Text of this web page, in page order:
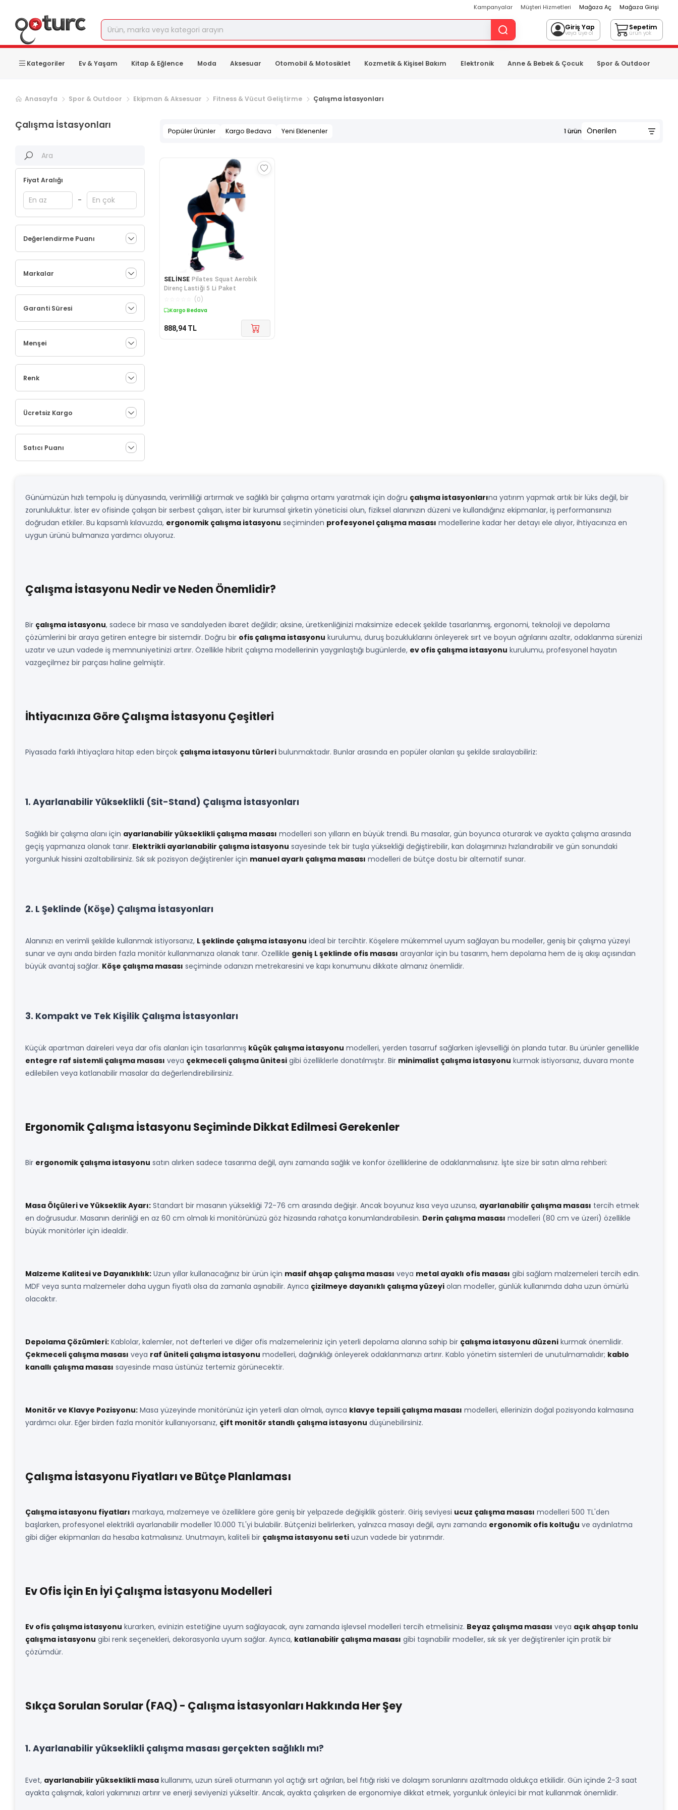
Kampanyalar Müşteri Hizmetleri Mağaza Aç Mağaza Girişi
Giriş Yap
veya üye ol
Sepetim
ürün yok
Kategoriler Ev & Yaşam Kitap & Eğlence Moda Aksesuar Otomobil & Motosiklet Kozmetik & Kişisel Bakım Elektronik Anne & Bebek & Çocuk Spor & Outdoor
Anasayfa Spor & Outdoor Ekipman & Aksesuar Fitness & Vücut Geliştirme Çalışma İstasyonları
Çalışma İstasyonları
Fiyat Aralığı
-
Değerlendirme Puanı
Markalar
Garanti Süresi
Menşei
Renk
Ücretsiz Kargo
Satıcı Puanı
Popüler Ürünler Kargo Bedava Yeni Eklenenler 1ürün
SELİNSE Pilates Squat Aerobik
Direnç Lastiği 5 Li Paket
(0)
Kargo Bedava
888,94 TL
Günümüzün hızlı tempolu iş dünyasında, verimliliği artırmak ve sağlıklı bir çalışma ortamı yaratmak için doğru çalışma istasyonlarına yatırım yapmak artık bir lüks değil, bir
zorunluluktur. İster ev ofisinde çalışan bir serbest çalışan, ister bir kurumsal şirketin yöneticisi olun, fiziksel alanınızın düzeni ve kullandığınız ekipmanlar, iş performansınızı
doğrudan etkiler. Bu kapsamlı kılavuzda, ergonomik çalışma istasyonu seçiminden profesyonel çalışma masası modellerine kadar her detayı ele alıyor, ihtiyacınıza en
uygun ürünü bulmanıza yardımcı oluyoruz.
Çalışma İstasyonu Nedir ve Neden Önemlidir?
Bir çalışma istasyonu, sadece bir masa ve sandalyeden ibaret değildir; aksine, üretkenliğinizi maksimize edecek şekilde tasarlanmış, ergonomi, teknoloji ve depolama
çözümlerini bir araya getiren entegre bir sistemdir. Doğru bir ofis çalışma istasyonu kurulumu, duruş bozukluklarını önleyerek sırt ve boyun ağrılarını azaltır, odaklanma sürenizi
uzatır ve uzun vadede iş memnuniyetinizi artırır. Özellikle hibrit çalışma modellerinin yaygınlaştığı bugünlerde, ev ofis çalışma istasyonu kurulumu, profesyonel hayatın
vazgeçilmez bir parçası haline gelmiştir.
İhtiyacınıza Göre Çalışma İstasyonu Çeşitleri
Piyasada farklı ihtiyaçlara hitap eden birçok çalışma istasyonu türleri bulunmaktadır. Bunlar arasında en popüler olanları şu şekilde sıralayabiliriz:
1. Ayarlanabilir Yükseklikli (Sit-Stand) Çalışma İstasyonları
Sağlıklı bir çalışma alanı için ayarlanabilir yükseklikli çalışma masası modelleri son yılların en büyük trendi. Bu masalar, gün boyunca oturarak ve ayakta çalışma arasında
geçiş yapmanıza olanak tanır. Elektrikli ayarlanabilir çalışma istasyonu sayesinde tek bir tuşla yüksekliği değiştirebilir, kan dolaşımınızı hızlandırabilir ve gün sonundaki
yorgunluk hissini azaltabilirsiniz. Sık sık pozisyon değiştirenler için manuel ayarlı çalışma masası modelleri de bütçe dostu bir alternatif sunar.
2. L Şeklinde (Köşe) Çalışma İstasyonları
Alanınızı en verimli şekilde kullanmak istiyorsanız, L şeklinde çalışma istasyonu ideal bir tercihtir. Köşelere mükemmel uyum sağlayan bu modeller, geniş bir çalışma yüzeyi
sunar ve aynı anda birden fazla monitör kullanmanıza olanak tanır. Özellikle geniş L şeklinde ofis masası arayanlar için bu tasarım, hem depolama hem de iş akışı açısından
büyük avantaj sağlar. Köşe çalışma masası seçiminde odanızın metrekaresini ve kapı konumunu dikkate almanız önemlidir.
3. Kompakt ve Tek Kişilik Çalışma İstasyonları
Küçük apartman daireleri veya dar ofis alanları için tasarlanmış küçük çalışma istasyonu modelleri, yerden tasarruf sağlarken işlevselliği ön planda tutar. Bu ürünler genellikle
entegre raf sistemli çalışma masası veya çekmeceli çalışma ünitesi gibi özelliklerle donatılmıştır. Bir minimalist çalışma istasyonu kurmak istiyorsanız, duvara monte
edilebilen veya katlanabilir masalar da değerlendirebilirsiniz.
Ergonomik Çalışma İstasyonu Seçiminde Dikkat Edilmesi Gerekenler
Bir ergonomik çalışma istasyonu satın alırken sadece tasarıma değil, aynı zamanda sağlık ve konfor özelliklerine de odaklanmalısınız. İşte size bir satın alma rehberi:
Masa Ölçüleri ve Yükseklik Ayarı: Standart bir masanın yüksekliği 72-76 cm arasında değişir. Ancak boyunuz kısa veya uzunsa, ayarlanabilir çalışma masası tercih etmek
en doğrusudur. Masanın derinliği en az 60 cm olmalı ki monitörünüzü göz hizasında rahatça konumlandırabilesin. Derin çalışma masası modelleri (80 cm ve üzeri) özellikle
büyük monitörler için idealdir.
Malzeme Kalitesi ve Dayanıklılık: Uzun yıllar kullanacağınız bir ürün için masif ahşap çalışma masası veya metal ayaklı ofis masası gibi sağlam malzemeleri tercih edin.
MDF veya sunta malzemeler daha uygun fiyatlı olsa da zamanla aşınabilir. Ayrıca çizilmeye dayanıklı çalışma yüzeyi olan modeller, günlük kullanımda daha uzun ömürlü
olacaktır.
Depolama Çözümleri: Kablolar, kalemler, not defterleri ve diğer ofis malzemeleriniz için yeterli depolama alanına sahip bir çalışma istasyonu düzeni kurmak önemlidir.
Çekmeceli çalışma masası veya raf üniteli çalışma istasyonu modelleri, dağınıklığı önleyerek odaklanmanızı artırır. Kablo yönetim sistemleri de unutulmamalıdır; kablo
kanallı çalışma masası sayesinde masa üstünüz tertemiz görünecektir.
Monitör ve Klavye Pozisyonu: Masa yüzeyinde monitörünüz için yeterli alan olmalı, ayrıca klavye tepsili çalışma masası modelleri, ellerinizin doğal pozisyonda kalmasına
yardımcı olur. Eğer birden fazla monitör kullanıyorsanız, çift monitör standlı çalışma istasyonu düşünebilirsiniz.
Çalışma İstasyonu Fiyatları ve Bütçe Planlaması
Çalışma istasyonu fiyatları markaya, malzemeye ve özelliklere göre geniş bir yelpazede değişiklik gösterir. Giriş seviyesi ucuz çalışma masası modelleri 500 TL'den
başlarken, profesyonel elektrikli ayarlanabilir modeller 10.000 TL'yi bulabilir. Bütçenizi belirlerken, yalnızca masayı değil, aynı zamanda ergonomik ofis koltuğu ve aydınlatma
gibi diğer ekipmanları da hesaba katmalısınız. Unutmayın, kaliteli bir çalışma istasyonu seti uzun vadede bir yatırımdır.
Ev Ofis İçin En İyi Çalışma İstasyonu Modelleri
Ev ofis çalışma istasyonu kurarken, evinizin estetiğine uyum sağlayacak, aynı zamanda işlevsel modelleri tercih etmelisiniz. Beyaz çalışma masası veya açık ahşap tonlu
çalışma istasyonu gibi renk seçenekleri, dekorasyonla uyum sağlar. Ayrıca, katlanabilir çalışma masası gibi taşınabilir modeller, sık sık yer değiştirenler için pratik bir
çözümdür.
Sıkça Sorulan Sorular (FAQ) - Çalışma İstasyonları Hakkında Her Şey
1. Ayarlanabilir yükseklikli çalışma masası gerçekten sağlıklı mı?
Evet, ayarlanabilir yükseklikli masa kullanımı, uzun süreli oturmanın yol açtığı sırt ağrıları, bel fıtığı riski ve dolaşım sorunlarını azaltmada oldukça etkilidir. Gün içinde 2-3 saat
ayakta çalışmak, kalori yakımınızı artırır ve enerji seviyenizi yükseltir. Ancak, ayakta çalışırken de ergonomiye dikkat etmek, yorgunluk önleyici bir mat kullanmak önemlidir.